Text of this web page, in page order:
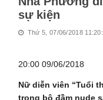
sự kiện
Thứ 5, 07/06/2018
20:00 09/06/2018
Nữ diễn viên “Tuổi
trong bộ đầm nude